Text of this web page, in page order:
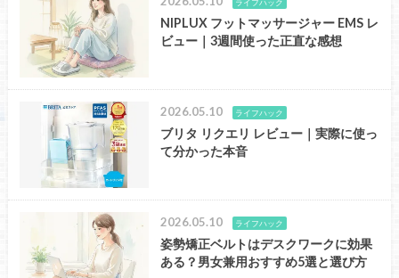
ライフハック
NIPLUX フットマッサージャー EMS レ
ビュー｜3週間使った正直な感想
2026.05.10 ライフハック
ブリタ リクエリ レビュー｜実際に使っ
て分かった本音
2026.05.10 ライフハック
姿勢矯正ベルトはデスクワークに効果
ある？男女兼用おすすめ5選と選び方